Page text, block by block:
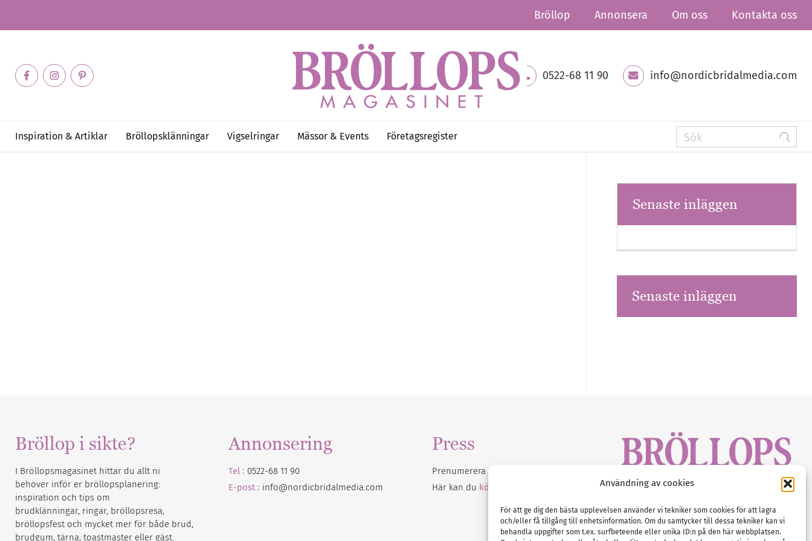
Användning av cookies
För att ge dig den bästa upplevelsen använder vi tekniker som cookies för att lagra
och/eller få tillgång till enhetsinformation. Om du samtycker till dessa tekniker kan vi
behandla uppgifter som t.ex. surfbeteende eller unika ID:n på den här webbplatsen.
Bröllop Annonsera Om oss Kontakta oss
0522-68 11 90 info@nordicbridalmedia.com
Inspiration & Artiklar Bröllopsklänningar Vigselringar Mässor & Events Företagsregister
Senaste inläggen
Senaste inläggen
Bröllop i sikte?
I Bröllopsmagasinet hittar du allt ni
behöver inför er bröllopsplanering:
inspiration och tips om
brudklänningar, ringar, bröllopsresa,
bröllopsfest och mycket mer för både brud,
brudgum, tärna, toastmaster eller gäst.
Annonsering
Tel : 0522-68 11 90
E-post : info@nordicbridalmedia.com
Press
Prenumerera på vårt
Här kan du köpa Bröllopsmagasinet
Tel :0522-68 11 90
E-post:info@nordicbridalmedia.com